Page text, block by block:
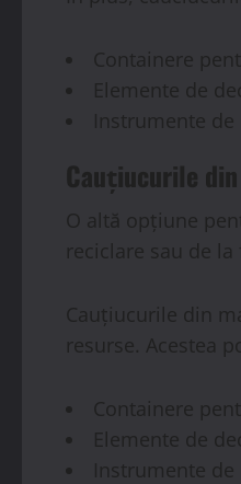
Containere
Elemente de
Instrumente
Cauțiucurile
O altă opțiune
reciclare sau de
Cauțiucurile din
resurse. Acestea
Containere
Elemente de
Instrumente